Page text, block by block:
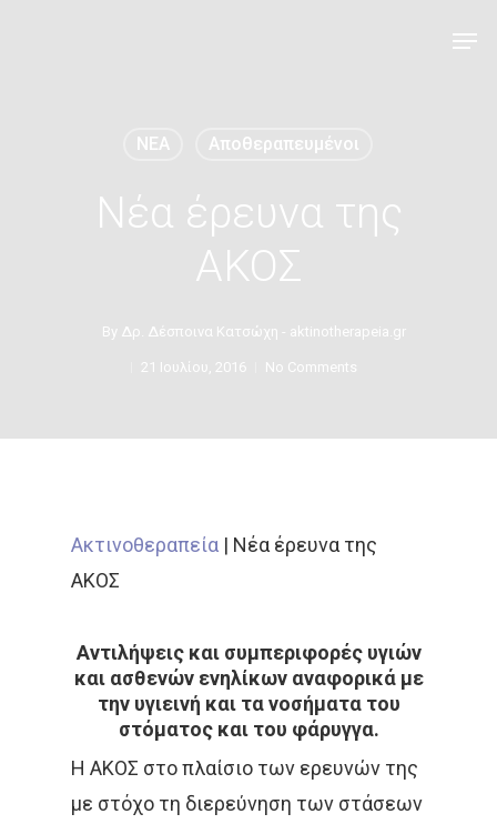
NEA Αποθεραπευμένοι
Νέα έρευνα της
ΑΚΟΣ
By Δρ. Δέσποινα Κατσώχη - aktinotherapeia.gr
21 Ιουλίου, 2016 No Comments
Ακτινοθεραπεία | Νέα έρευνα της
ΑΚΟΣ
Αντιλήψεις και συμπεριφορές υγιών
και ασθενών ενηλίκων αναφορικά με
την υγιεινή και τα νοσήματα του
στόματος και του φάρυγγα.
Η ΑΚΟΣ στο πλαίσιο των ερευνών της
με στόχο τη διερεύνηση των στάσεων